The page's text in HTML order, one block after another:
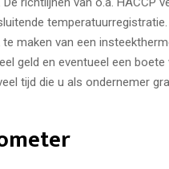
te maken van een
geld en eventueel een
tijd die u als ondernemer